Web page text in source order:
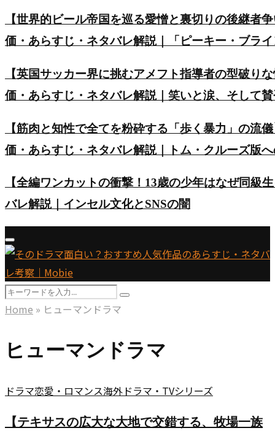
【世界的ビール帝国を巡る愛憎と裏切りの後継者
価・あらすじ・ネタバレ解説｜「ピーキー・ブラ
【英国サッカー界に挑むアメフト指導者の型破り
価・あらすじ・ネタバレ解説｜笑いと涙、そして
【筋肉と知性で全てを粉砕する「歩く暴力」の流
価・あらすじ・ネタバレ解説｜トム・クルーズ版
【全編ワンカットの衝撃！13歳の少年はなぜ同級
バレ解説｜インセル文化とSNSの闇
Primary
Menu
Search
for:
Search
Home » ヒューマンドラマ
ヒューマンドラマ
ドラマ恋愛・ロマンス海外ドラマ・TVシリーズ
【テキサスの広大な大地で交錯する、牧場一族